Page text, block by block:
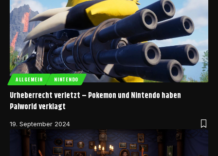
ALLGEMEIN NINTENDO
Urheberrecht verletzt – Pokemon und Nintendo haben
Palworld verklagt
19. September 2024